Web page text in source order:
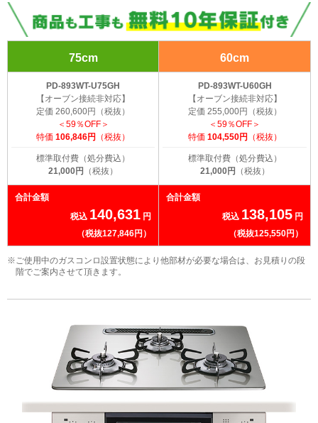
75cm 60cm
PD-893WT-U75GH
【オーブン接続非対応】
定価 260,600円（税抜）
＜59％OFF＞
特価 106,846円 （税抜）
標準取付費（処分費込）
21,000円
（税抜）
PD-893WT-U60GH
【オーブン接続非対応】
定価 255,000円（税抜）
＜59％OFF＞
特価 104,550円 （税抜）
標準取付費（処分費込）
21,000円
（税抜）
合計金額
税込 140,631 円
（税抜127,846円）
合計金額
税込 138,105 円
（税抜125,550円）
※ご使用中のガスコンロ設置状態により他部材が必要な場合は、お見積りの段
階でご案内させて頂きます。